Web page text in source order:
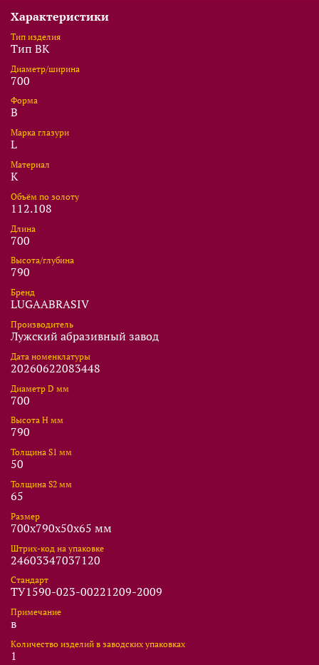
Характеристики
Тип изделия
Тип BK
Диаметр/ширина
700
Форма
B
Марка глазури
L
Материал
K
Объём по золоту
112.108
Длина
700
Высота/глубина
790
Бренд
LUGAABRASIV
Производитель
Лужский абразивный завод
Дата номенклатуры
20260622083448
Диаметр D мм
700
Высота Н мм
790
Толщина S1 мм
50
Толщина S2 мм
65
Размер
700x790x50x65 мм
Штрих-код на упаковке
24603347037120
Стандарт
ТУ1590-023-00221209-2009
Примечание
в
Количество изделий в заводских упаковках
1